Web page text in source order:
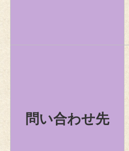
問い合わせ先